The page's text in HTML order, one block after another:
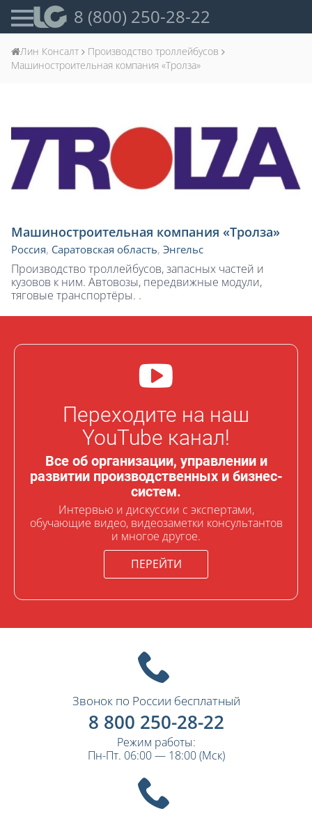
8 (800) 250-28-22
Лин Консалт
Производство троллейбусов
Машиностроительная компания «Тролза»
Машиностроительная компания «Тролза»
Россия, Саратовская область, Энгельс
Производство троллейбусов, запасных частей и
кузовов к ним. Автовозы, передвижные модули,
тяговые транспортёры. .
Переходите на наш
YouTube канал!
Все об организации, управлении и
развитии производственных и бизнес-
систем.
Интервью и дискуссии с экспертами,
обучающие видео, видеозаметки консультантов
и многое другое.
ПЕРЕЙТИ
Звонок по России бесплатный
8 800 250-28-22
Режим работы:
Пн-Пт. 06:00 — 18:00 (Мск)